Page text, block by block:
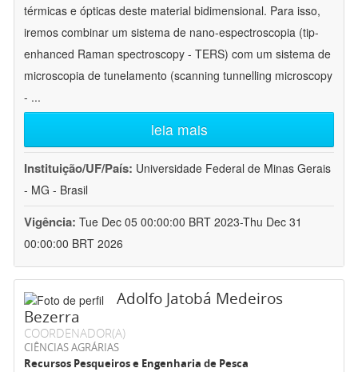
térmicas e ópticas deste material bidimensional. Para isso,
iremos combinar um sistema de nano-espectroscopia (tip-
enhanced Raman spectroscopy - TERS) com um sistema de
microscopia de tunelamento (scanning tunnelling microscopy
- ...
leia mais
Instituição/UF/País: Universidade Federal de Minas Gerais
- MG - Brasil
Vigência: Tue Dec 05 00:00:00 BRT 2023-Thu Dec 31
00:00:00 BRT 2026
Adolfo Jatobá Medeiros
Bezerra
COORDENADOR(A)
CIÊNCIAS AGRÁRIAS
Recursos Pesqueiros e Engenharia de Pesca